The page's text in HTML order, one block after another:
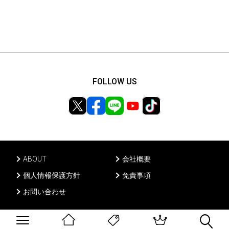
ABOUT
会社概要
個人情報保護方針
免責事項
お問い合わせ
FOLLOW US
Ⓒ PONY CANYON INC, All rights reserved.